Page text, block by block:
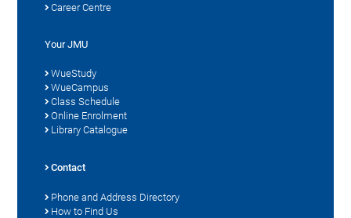
Career Centre
Your JMU
WueStudy
WueCampus
Class Schedule
Online Enrolment
Library Catalogue
Contact
Phone and Address Directory
How to Find Us